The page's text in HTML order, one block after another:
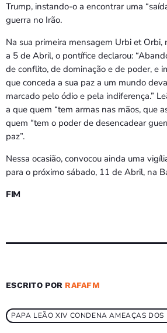
Trump, instando-o a encontrar uma
guerra no Irão.
Na sua primeira mensagem Urbi et Orbi,
a 5 de Abril, o pontífice declarou:
de conflito, de dominação e de poder, e
que conceda a sua paz a um mundo
marcado pelo ódio e pela indiferença.”
a que quem “tem armas nas mãos, que
quem “tem o poder de desencadear
paz”.
Nessa ocasião, convocou ainda uma
para o próximo sábado, 11 de Abril, na
FIM
ESCRITO POR RAFAFM
PAPA LEÃO XIV CONDENA AMEAÇAS